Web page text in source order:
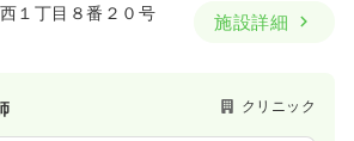
１丁目８番２０号
施設詳細
クリニック